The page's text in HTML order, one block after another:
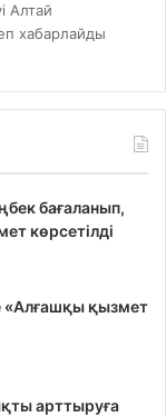
Алтай
хабарлайды
бағаланып,
көрсетілді
«Алғашқы қызмет
арттыруға